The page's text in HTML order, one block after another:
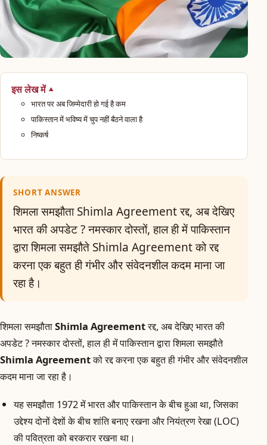
इस लेख में
भारत पर अब जिम्मेदारी हो गई है कम
पाकिस्तान में भविष्य में चुप नहीं बैठने वाला है
निष्कर्ष
SHORT ANSWER
शिमला समझौता Shimla Agreement रद्द, अब देखिए
भारत की अपडेट ? नमस्कार दोस्तों, हाल ही में पाकिस्तान
द्वारा शिमला समझौते Shimla Agreement को रद्द
करना एक बहुत ही गंभीर और संवेदनशील कदम माना जा
रहा है।
शिमला समझौताShimla Agreementरद्द, अब देखिए भारत की
अपडेट ? नमस्कार दोस्तों, हाल ही में पाकिस्तान द्वारा शिमला समझौते
Shimla Agreementको रद्द करना एक बहुत ही गंभीर और संवेदनशील
कदम माना जा रहा है।
यह समझौता 1972 में भारत और पाकिस्तान के बीच हुआ था, जिसका
उद्देश्य दोनों देशों के बीच शांति बनाए रखना और नियंत्रण रेखा (LOC)
की पवित्रता को बरकरार रखना था।